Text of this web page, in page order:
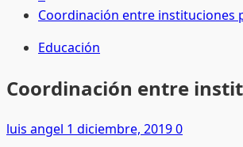
Coordinación entre instituciones
Educación
Coordinación entre
luis angel 1 diciembre, 20190